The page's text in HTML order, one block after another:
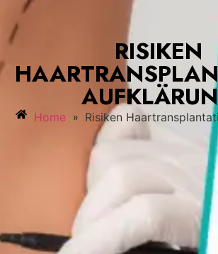
RISIKEN
Home » Risiken